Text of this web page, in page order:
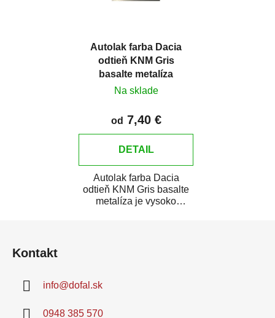
Autolak farba Dacia
odtieň KNM Gris
basalte metalíza
Na sklade
od 7,40 €
DETAIL
Autolak farba Dacia
odtieň KNM Gris basalte
metalíza je vysoko
Kontakt
info@dofal.sk
0948 385 570